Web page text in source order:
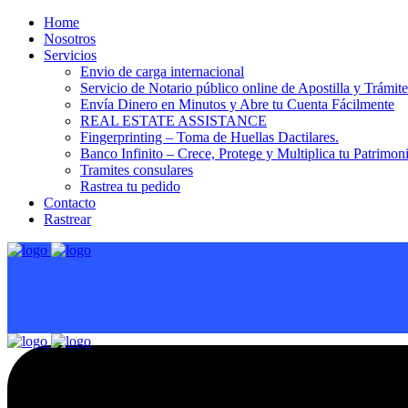
Home
Nosotros
Servicios
Envio de carga internacional
Servicio de Notario público online de Apostilla y
Envía Dinero en Minutos y Abre tu Cuenta Fácilmente
REAL ESTATE ASSISTANCE
Fingerprinting – Toma de Huellas Dactilares.
Banco Infinito – Crece, Protege y Multiplica tu
Tramites consulares
Rastrea tu pedido
Contacto
Rastrear